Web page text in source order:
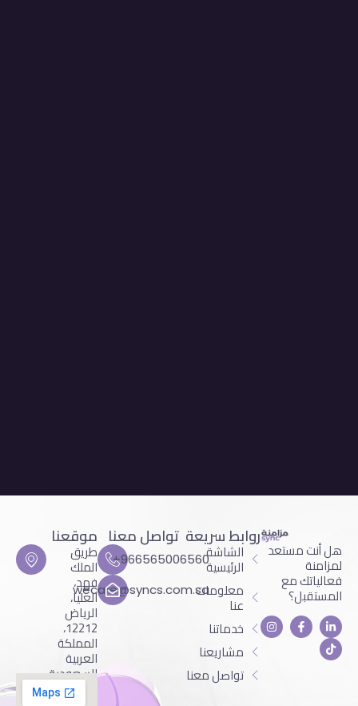
هل أنت مستعد
لمزامنة
فعالياتك مع
المستقبل؟
روابط سريعة
الشاشة
الرئيسية
معلومات
عنا
خدماتنا
مشاريعنا
تواصل معنا
تواصل معنا
966565006560+
wecare@syncs.com.sa
موقعنا
طريق
الملك
فهد،
العليا،
الرياض
12212،
المملكة
العربية
السعودية